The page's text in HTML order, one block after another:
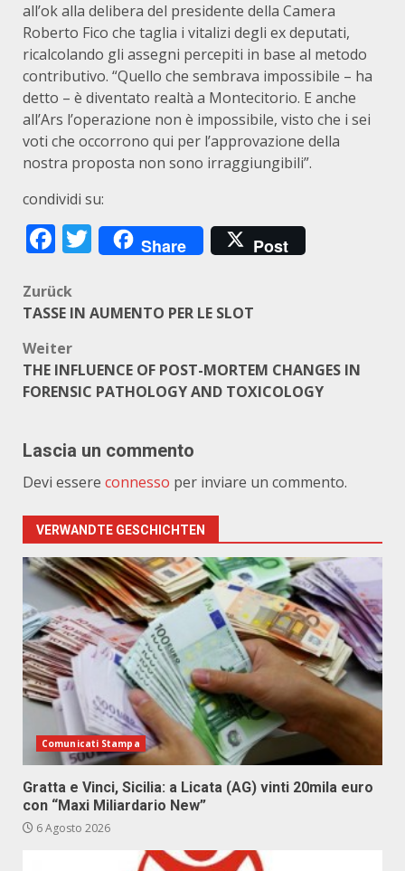
all’ok alla delibera del presidente della Camera
Roberto Fico che taglia i vitalizi degli ex deputati,
ricalcolando gli assegni percepiti in base al metodo
contributivo. “Quello che sembrava impossibile – ha
detto – è diventato realtà a Montecitorio. E anche
all’Ars l’operazione non è impossibile, visto che i sei
voti che occorrono qui per l’approvazione della
nostra proposta non sono irraggiungibili”.
condividi su:
Facebook
Twitter
Share Post
Beitragsnavigation
Zurück
TASSE IN AUMENTO PER LE SLOT
Weiter
THE INFLUENCE OF POST-MORTEM CHANGES IN
FORENSIC PATHOLOGY AND TOXICOLOGY
Lascia un commento
Devi essere connesso per inviare un commento.
VERWANDTE GESCHICHTEN
Comunicati Stampa
Gratta e Vinci, Sicilia: a Licata (AG) vinti 20mila euro
con “Maxi Miliardario New”
6 Agosto 2026